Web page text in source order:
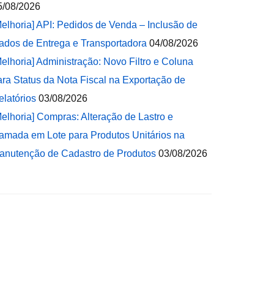
08/2026
API: Pedidos de Venda – Inclusão de
de Entrega e Transportadora 04/08/2026
Administração: Novo Filtro e Coluna
Status da Nota Fiscal na Exportação de
03/08/2026
Compras: Alteração de Lastro e
em Lote para Produtos Unitários na
de Cadastro de Produtos 03/08/2026